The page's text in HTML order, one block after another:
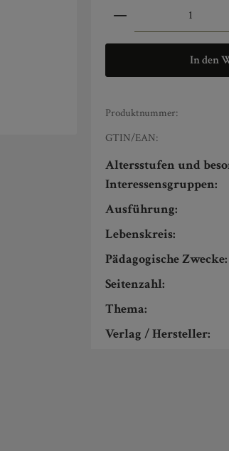
Produkt Anzahl:
In den
Produktnummer:
GTIN/EAN:
Altersstufen und
Interessensgruppen:
Ausführung:
Lebenskreis:
Pädagogische Zwecke:
Seitenzahl:
Thema:
Verlag / Hersteller: